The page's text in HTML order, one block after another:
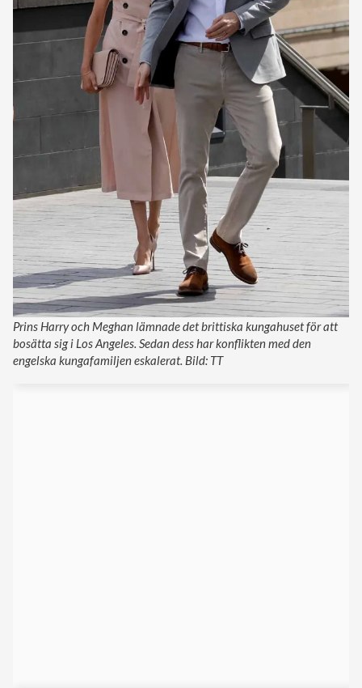
Prins Harry och Meghan lämnade det brittiska kungahuset för att
bosätta sig i Los Angeles. Sedan dess har konflikten med den
engelska kungafamiljen eskalerat. Bild: TT